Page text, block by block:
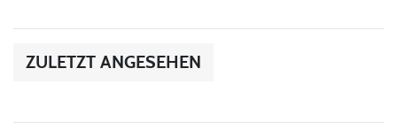
ZULETZT ANGESEHEN